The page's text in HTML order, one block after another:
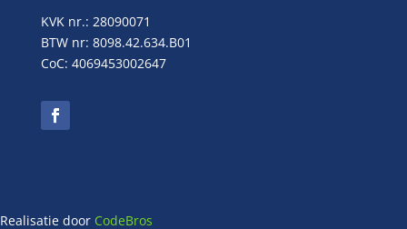
KVK nr.: 28090071
BTW nr: 8098.42.634.B01
CoC: 4069453002647
Realisatie door CodeBros